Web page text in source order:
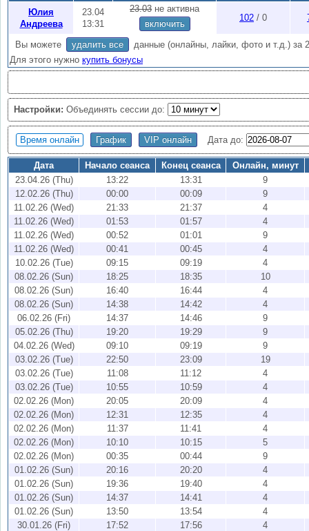
онлайн.
Внимание: Активность 2 недели, чтобы продлить купите бонусы
(1
месяца, вы можете скачать все онлайны по кнопке
Юлия
Андреева
23.04
13:31
23.03 не активна
включить
102 / 0
Вы можете удалить все
данные (онлайны, лайки, фото и т.д.) за
Для этого нужно купить бонусы
Настройки: Объединять сессии до:
Время онлайн График VIP онлайн Дата до:
Дата Начало сеанса Конец сеанса
Онлайн, минут
23.04.26 (Thu)
13:22 13:31
9
12.02.26 (Thu)
00:00 00:09
9
11.02.26 (Wed)
21:33 21:37
4
11.02.26 (Wed)
01:53 01:57
4
11.02.26 (Wed)
00:52 01:01
9
11.02.26 (Wed)
00:41 00:45
4
10.02.26 (Tue)
09:15 09:19
4
08.02.26 (Sun)
18:25 18:35
10
08.02.26 (Sun)
16:40 16:44
4
08.02.26 (Sun)
14:38 14:42
4
06.02.26 (Fri)
14:37 14:46
9
05.02.26 (Thu)
19:20 19:29
9
04.02.26 (Wed)
09:10 09:19
9
03.02.26 (Tue)
22:50 23:09
19
03.02.26 (Tue)
11:08 11:12
4
03.02.26 (Tue)
10:55 10:59
4
02.02.26 (Mon)
20:05 20:09
4
02.02.26 (Mon)
12:31 12:35
4
02.02.26 (Mon)
11:37 11:41
4
02.02.26 (Mon)
10:10 10:15
5
02.02.26 (Mon)
00:35 00:44
9
01.02.26 (Sun)
20:16 20:20
4
01.02.26 (Sun)
19:36 19:40
4
01.02.26 (Sun)
14:37 14:41
4
01.02.26 (Sun)
13:50 13:54
4
30.01.26 (Fri)
17:52 17:56
4